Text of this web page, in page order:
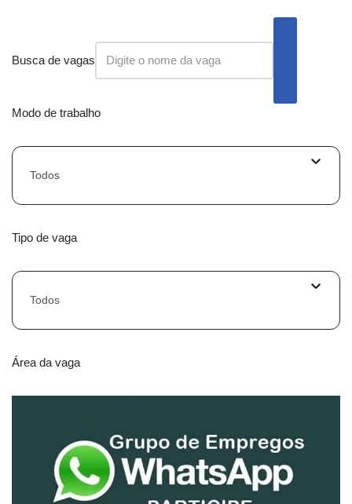
Busca de vagas
Modo de trabalho
Todos
Tipo de vaga
Todos
Área da vaga